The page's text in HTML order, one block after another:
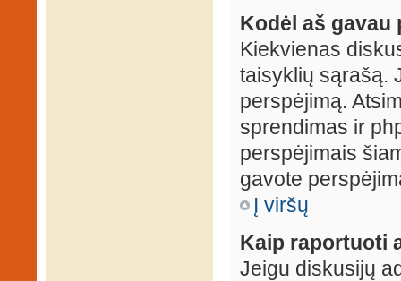
Kodėl aš gavau
Kiekvienas
taisyklių sąrašą.
perspėjimą.
sprendimas ir
perspėjimais
gavote
Į viršų
Kaip raportuoti
Jeigu diskusijų